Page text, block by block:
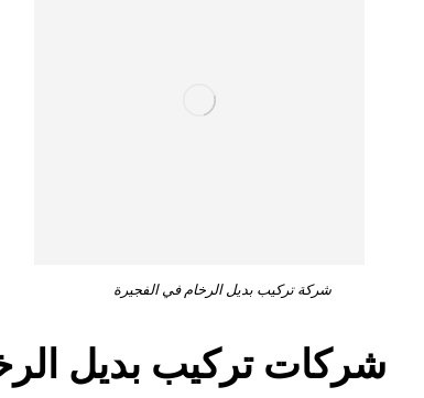
شركة تركيب بديل الرخام في الفجيرة
شركات تركيب بديل